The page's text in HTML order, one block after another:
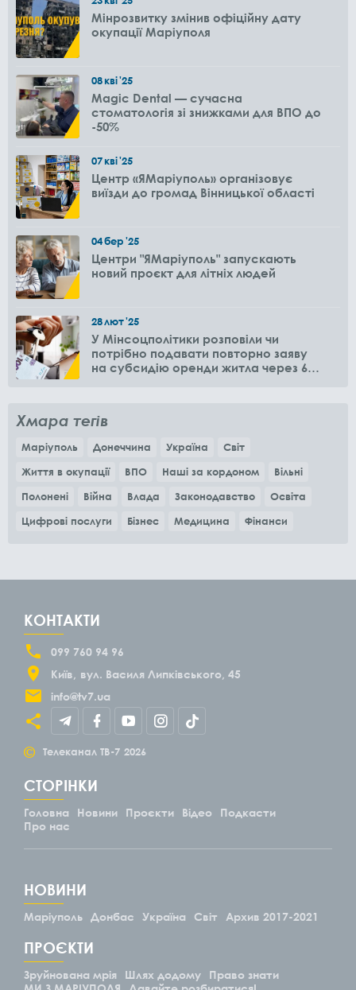
Мінрозвитку змінив офіційну дату
окупації Маріуполя
08кві'25
Magic Dental — сучасна
стоматологія зі знижками для ВПО до
-50%
07кві'25
Центр «ЯМаріуполь» організовує
виїзди до громад Вінницької області
04бер'25
Центри "ЯМаріуполь" запускають
новий проєкт для літніх людей
28лют'25
У Мінсоцполітики розповіли чи
потрібно подавати повторно заяву
на субсидію оренди житла через 6
Хмара тегів
Маріуполь Донеччина Україна
Світ
Життя в окупації
ВПО Наші за кордоном
Вільні
Полонені
Війна Влада Законодавство
Освіта
Цифрові послуги
Бізнес Медицина Фінанси
КОНТАКТИ
099 760 94 96
Київ
вул. Василя Липківського, 45
info@tv7.ua
© Телеканал ТВ-7 2026
СТОРІНКИ
Головна Новини Проєкти Відео
Подкасти
Про нас
НОВИНИ
Маріуполь Донбас Україна Світ Архив 2017-2021
ПРОЄКТИ
Зруйнована мрія Шлях додому
Право знати